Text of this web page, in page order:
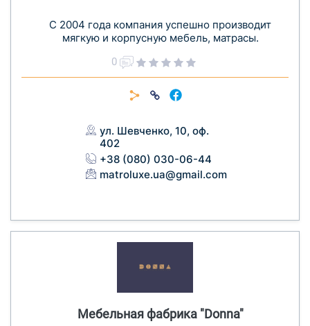
С 2004 года компания успешно производит
мягкую и корпусную мебель, матрасы.
0
ул. Шевченко, 10, оф.
402
+38 (080) 030-06-44
matroluxe.ua@gmail.com
Мебельная фабрика "Donna"